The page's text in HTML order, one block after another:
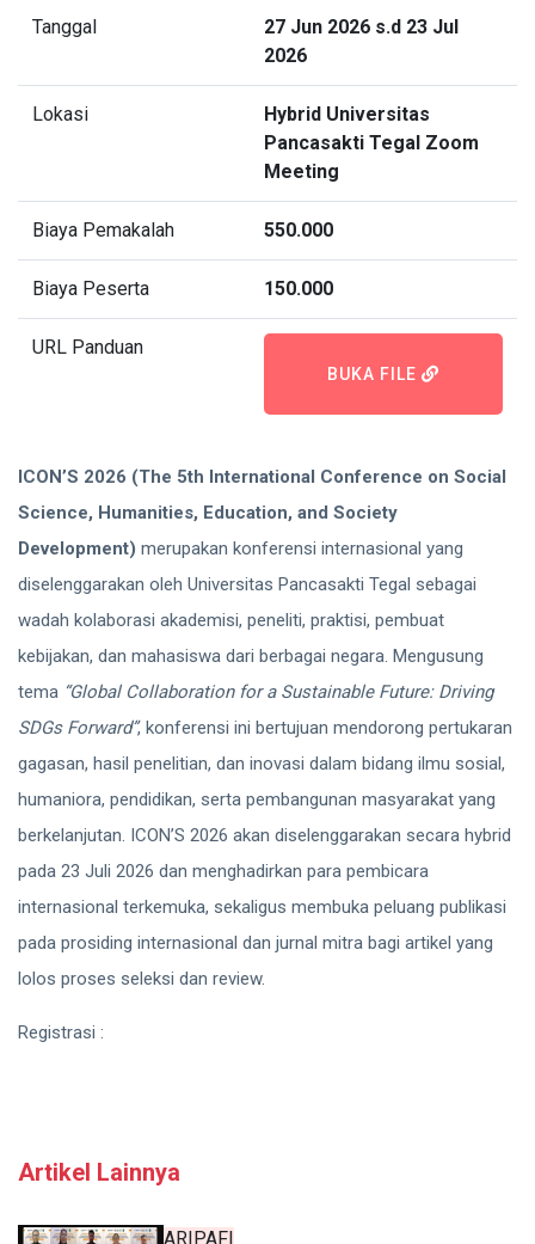
Tanggal
27 Jun 2026 s.d 23 Jul
2026
Lokasi
Hybrid Universitas
Pancasakti Tegal Zoom
Meeting
Biaya Pemakalah 550.000
Biaya Peserta 150.000
URL Panduan
BUKA FILE
ICON’S 2026 (The 5th International Conference on Social
Science, Humanities, Education, and Society
Development) merupakan konferensi internasional yang
diselenggarakan oleh Universitas Pancasakti Tegal sebagai
wadah kolaborasi akademisi, peneliti, praktisi, pembuat
kebijakan, dan mahasiswa dari berbagai negara. Mengusung
tema “Global Collaboration for a Sustainable Future: Driving
SDGs Forward”, konferensi ini bertujuan mendorong pertukaran
gagasan, hasil penelitian, dan inovasi dalam bidang ilmu sosial,
humaniora, pendidikan, serta pembangunan masyarakat yang
berkelanjutan. ICON’S 2026 akan diselenggarakan secara hybrid
pada 23 Juli 2026 dan menghadirkan para pembicara
internasional terkemuka, sekaligus membuka peluang publikasi
pada prosiding internasional dan jurnal mitra bagi artikel yang
lolos proses seleksi dan review.
Registrasi :
Artikel Lainnya
ARIPAFI